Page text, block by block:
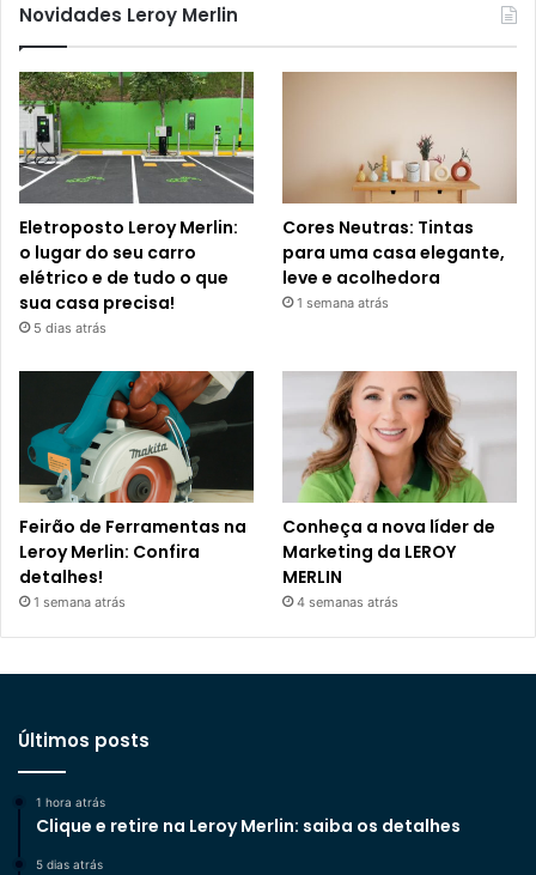
Novidades Leroy Merlin
Eletroposto Leroy Merlin:
o lugar do seu carro
elétrico e de tudo o que
sua casa precisa!
5 dias atrás
Cores Neutras: Tintas
para uma casa elegante,
leve e acolhedora
1 semana atrás
Feirão de Ferramentas na
Leroy Merlin: Confira
detalhes!
1 semana atrás
Conheça a nova líder de
Marketing da LEROY
MERLIN
4 semanas atrás
Últimos posts
1 hora atrás
Clique e retire na Leroy Merlin: saiba os detalhes
5 dias atrás